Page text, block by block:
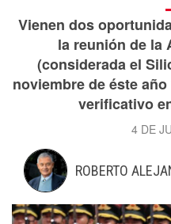
Vienen dos
la reunión de la
(considerada el
noviembre de éste
verificativo
4 DE
ROBERTO